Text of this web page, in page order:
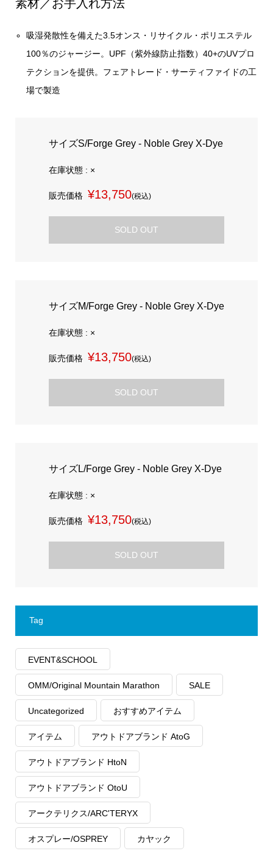
素材／お手入れ方法
吸湿発散性を備えた3.5オンス・リサイクル・ポリエステル
100％のジャージー。UPF（紫外線防止指数）40+のUVプロ
テクションを提供。フェアトレード・サーティファイドの工
場で製造
サイズS/Forge Grey - Noble Grey X-Dye
在庫状態 : ×
販売価格 ¥13,750(税込)
SOLD OUT
サイズM/Forge Grey - Noble Grey X-Dye
在庫状態 : ×
販売価格 ¥13,750(税込)
SOLD OUT
サイズL/Forge Grey - Noble Grey X-Dye
在庫状態 : ×
販売価格 ¥13,750(税込)
SOLD OUT
Tag
EVENT&SCHOOL
OMM/Original Mountain Marathon SALE
Uncategorized おすすめアイテム
アイテム アウトドアブランド AtoG
アウトドアブランド HtoN
アウトドアブランド OtoU
アークテリクス/ARC'TERYX
オスプレー/OSPREY カヤック